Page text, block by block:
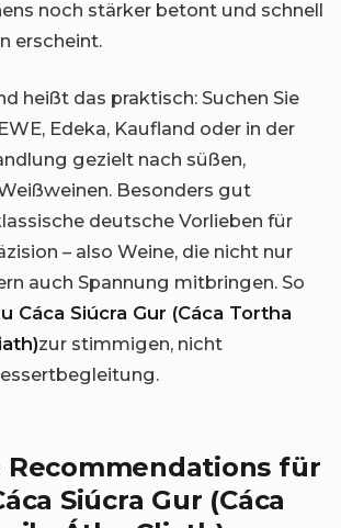
noch stärker betont und schnell
erscheint.
heißt das praktisch: Suchen Sie
Edeka, Kaufland oder in der
gezielt nach süßen,
Besonders gut
deutsche Vorlieben für
– also Weine, die nicht nur
auch Spannung mitbringen. So
Cáca Siúcra Gur (Cáca Tortha
zur stimmigen, nicht
Recommendations für
Siúcra Gur (Cáca